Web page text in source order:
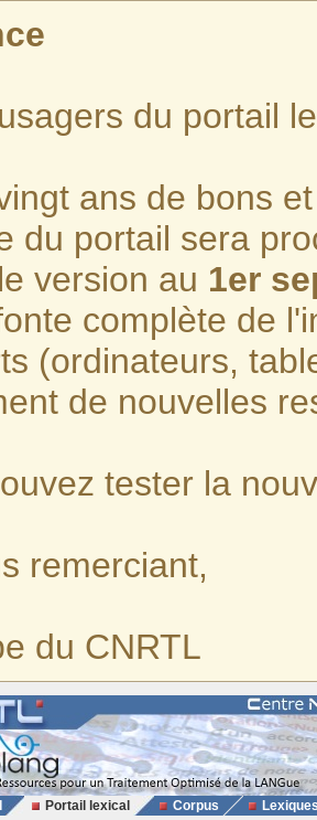
du portail
ans de bons
du portail sera
version au 1er
complète de
(ordinateurs,
de nouvelles
tester la
remerciant,
du CNRTL
Portail lexical Corpus